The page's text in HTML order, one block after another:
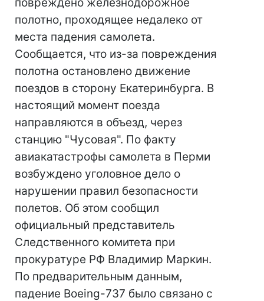
полотно, проходящее недалеко от
места падения самолета.
Сообщается, что из-за повреждения
полотна остановлено движение
поездов в сторону Екатеринбурга. В
настоящий момент поезда
направляются в объезд, через
станцию "Чусовая". По факту
авиакатастрофы самолета в Перми
возбуждено уголовное дело о
нарушении правил безопасности
полетов. Об этом сообщил
официальный представитель
Следственного комитета при
прокуратуре РФ Владимир Маркин.
По предварительным данным,
падение Boeing-737 было связано с